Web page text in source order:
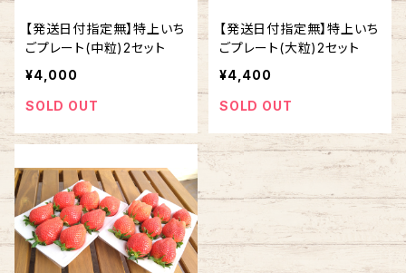
【発送日付指定無】特上いち
ごプレート(中粒)2セット
¥4,000
SOLD OUT
【発送日付指定無】特上いち
ごプレート(大粒)2セット
¥4,400
SOLD OUT